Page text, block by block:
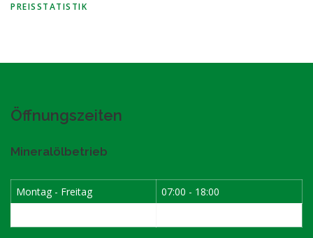
PREISSTATISTIK
Öffnungszeiten
Mineralölbetrieb
Montag - Freitag
07:00 - 18:00